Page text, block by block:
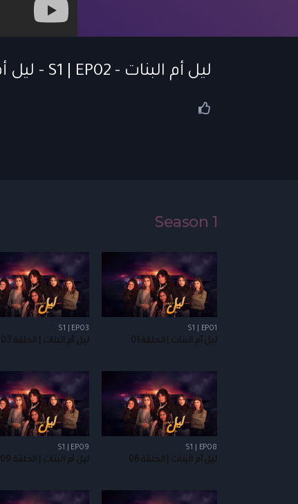
ليل أم البنات - S1 | EP02 - ليل أم البنات | الحلقة 02
Season 1
S1 | EP01
ليل أم البنات | الحلقة 01
S1 | EP03
ليل أم البنات | الحلقة 03
S1 | EP08
ليل أم البنات | الحلقة 08
S1 | EP09
ليل أم البنات | الحلقة 09